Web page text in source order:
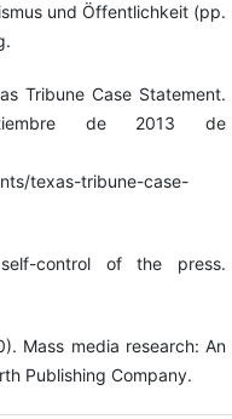
und Öffentlichkeit (pp.
Tribune Case Statement.
de 2013 de
texas-tribune-case-
control of the press.
Mass media research: An
Publishing Company.